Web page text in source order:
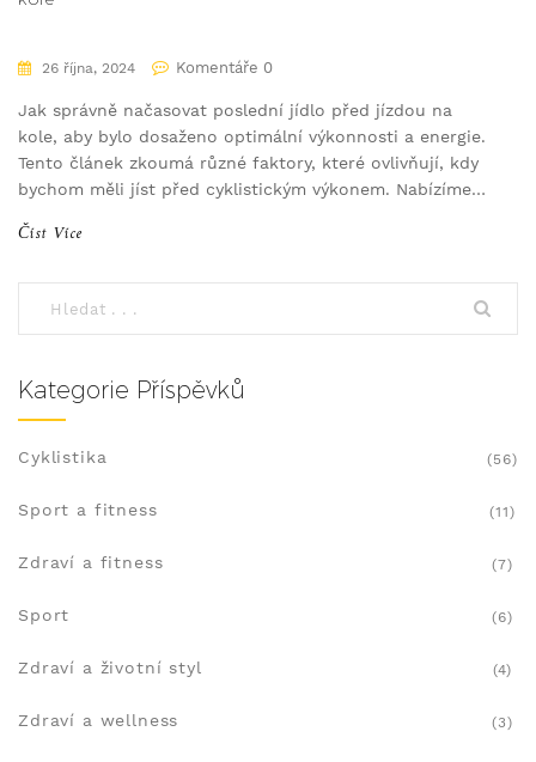
26 října, 2024 Komentáře 0
Jak správně načasovat poslední jídlo před jízdou na
kole, aby bylo dosaženo optimální výkonnosti a energie.
Tento článek zkoumá různé faktory, které ovlivňují, kdy
bychom měli jíst před cyklistickým výkonem. Nabízíme
tělesné potřeby. Správné načasování může znatelně
Číst Více
Kategorie Příspěvků
Cyklistika (56)
Sport a fitness (11)
Zdraví a fitness (7)
Sport (6)
Zdraví a životní styl (4)
Zdraví a wellness (3)